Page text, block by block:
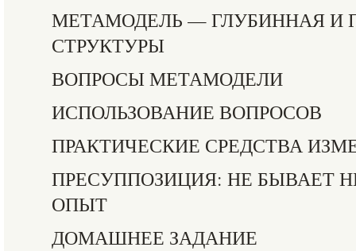
МЕТАМОДЕЛЬ — ГЛУБИННАЯ И
СТРУКТУРЫ
ВОПРОСЫ МЕТАМОДЕЛИ
ИСПОЛЬЗОВАНИЕ ВОПРОСОВ
ПРАКТИЧЕСКИЕ СРЕДСТВА
ПРЕСУППОЗИЦИЯ: НЕ БЫВАЕТ
ОПЫТ
ДОМАШНЕЕ ЗАДАНИЕ